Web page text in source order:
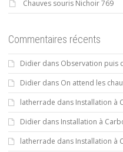
Chauves souris Nichoir 769
Commentaires récents
Didier dans Observation puis
Didier dans On attend les
latherrade dans Installation à
Didier dans Installation à
latherrade dans Installation à